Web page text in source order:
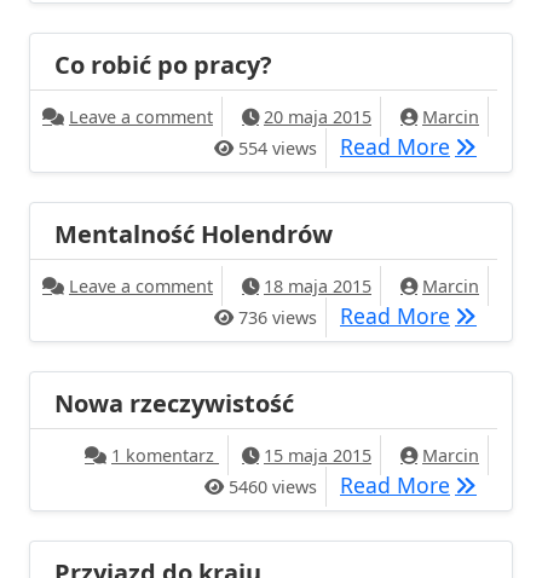
Co robić po pracy?
Leave a commenton Co robić po pracy?
20 maja 2015
Marcin
554 views
Read More Co
Mentalność Holendrów
Leave a commenton Mentalność Holendrów
18 maja 2015
Marcin
736 views
Read More
Nowa rzeczywistość
1 komentarz do Nowa rzeczywistość
15 maja 2015
Marcin
5460 views
Read More Nowa